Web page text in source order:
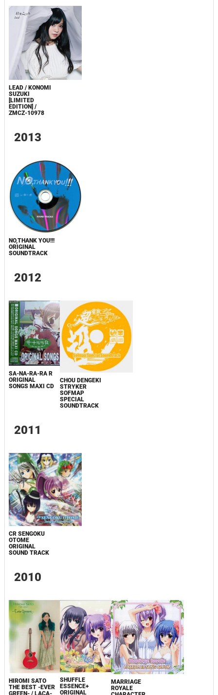
LEAD / KONOMI
SUZUKI
[LIMITED
EDITION] /
ZMCZ-10978
2013
NO,THANK YOU!!!
ORIGINAL
SOUNDTRACK
2012
SA-NA-RA-RA R
ORIGINAL
SONGS MAXI CD
CHOU DENGEKI
STRYKER
SOFMAP
SPECIAL
SOUNDTRACK
2011
CR SENGOKU
OTOME
ORIGINAL
SOUND TRACK
2010
HIROMI SATO
THE BEST -EVER
SHUFFLE
ESSENCE+
ORIGINAL
MARRIAGE
ROYALE